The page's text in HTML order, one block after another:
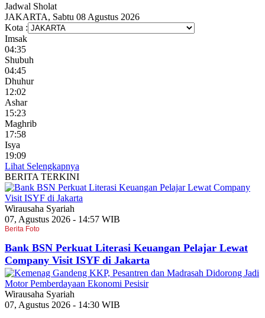
Jadwal Sholat
JAKARTA, Sabtu 08 Agustus 2026
Kota :
Imsak
04:35
Shubuh
04:45
Dhuhur
12:02
Ashar
15:23
Maghrib
17:58
Isya
19:09
Lihat Selengkapnya
BERITA TERKINI
Wirausaha Syariah
07, Agustus 2026 - 14:57 WIB
Berita Foto
Bank BSN Perkuat Literasi Keuangan Pelajar Lewat
Company Visit ISYF di Jakarta
Wirausaha Syariah
07, Agustus 2026 - 14:30 WIB